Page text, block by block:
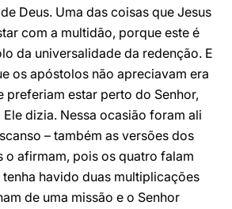
Deus. Uma das coisas que Jesus
com a multidão, porque este é
da universalidade da redenção. E
os apóstolos não apreciavam era
preferiam estar perto do Senhor,
dizia. Nessa ocasião foram ali
– também as versões dos
o afirmam, pois os quatro falam
havido duas multiplicações
de uma missão e o Senhor